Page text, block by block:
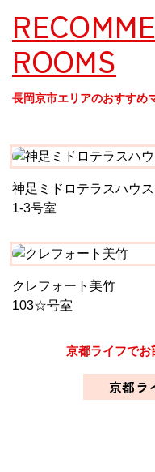
ROOMS
長岡京市エリアのおすすめ
神足ミドロテラスハウス
1-3号室
クレフォート美竹
103☆号室
京都ライフでお
京都ラ